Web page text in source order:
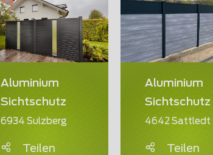
Aluminium
Sichtschutz
6934 Sulzberg
Teilen
Aluminium
Sichtschutz
4642 Sattledt
Teilen